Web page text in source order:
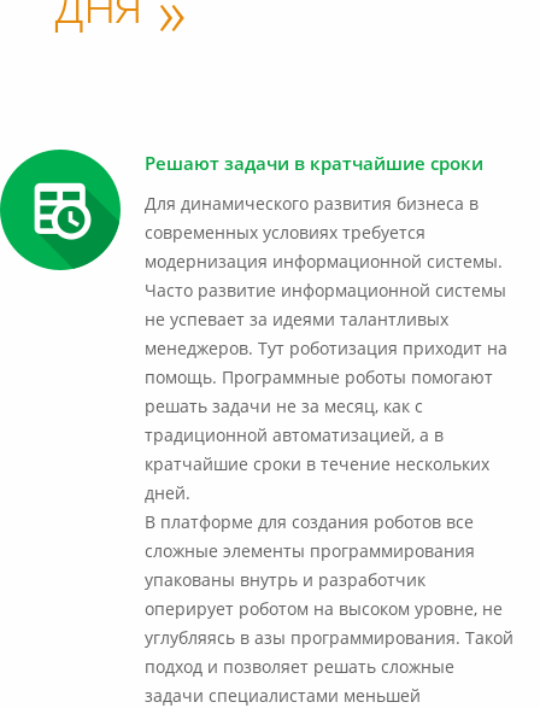
»
Решают задачи в кратчайшие сроки
Для динамического развития бизнеса в
современных условиях требуется
модернизация информационной системы.
Часто развитие информационной системы
не успевает за идеями талантливых
менеджеров. Тут роботизация приходит на
помощь. Программные роботы помогают
решать задачи не за месяц, как с
традиционной автоматизацией, а в
кратчайшие сроки в течение нескольких
дней.
В платформе для создания роботов все
сложные элементы программирования
упакованы внутрь и разработчик
оперирует роботом на высоком уровне, не
углубляясь в азы программирования. Такой
подход и позволяет решать сложные
задачи специалистами меньшей